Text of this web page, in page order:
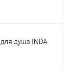
душа INDA